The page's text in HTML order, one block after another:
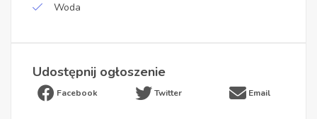
Woda
Udostępnij ogłoszenie
Facebook Twitter Email